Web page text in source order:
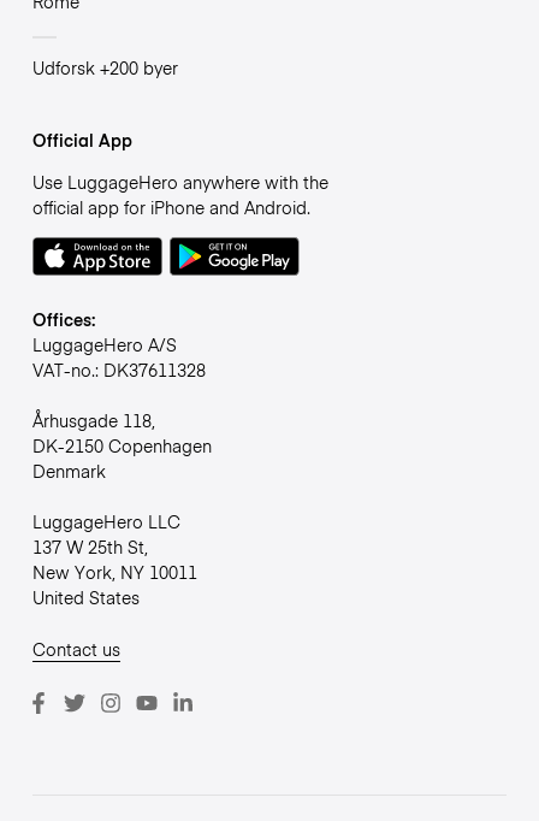
Udforsk +200 byer
Official App
Use LuggageHero anywhere with the
official app for iPhone and Android.
Offices:
LuggageHero A/S
VAT-no.: DK37611328
Århusgade 118,
DK-2150 Copenhagen
Denmark
LuggageHero LLC
137 W 25th St,
New York, NY 10011
United States
Contact us